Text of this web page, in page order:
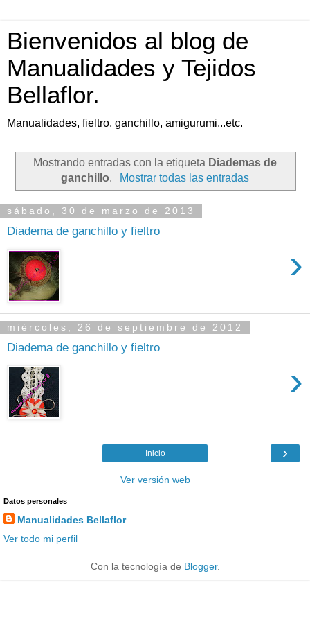
Bienvenidos al blog de
Manualidades y Tejidos
Bellaflor.
Manualidades, fieltro, ganchillo, amigurumi...etc.
Mostrando entradas con la etiqueta Diademas de
ganchillo. Mostrar todas las entradas
sábado, 30 de marzo de 2013
Diadema de ganchillo y fieltro
›
miércoles, 26 de septiembre de 2012
Diadema de ganchillo y fieltro
›
›
Inicio
Ver versión web
Datos personales
Manualidades Bellaflor
Ver todo mi perfil
Con la tecnología de Blogger.